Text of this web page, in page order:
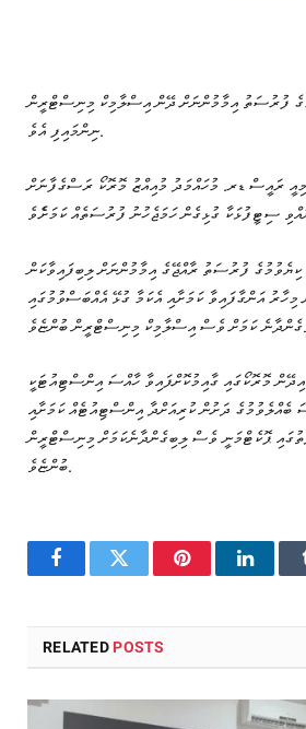
ފުރުސަތު އިމާމުންނަށް ދޭން އިސްލާމިކް މިނިސްޓްރީން
ނިންމައިފި އެވެ.
ރައީސް ޑރ. މުހައްމަދު މުއިއްޒު މޮރޮކޯ ރަސްގެފާނަށް
ފުރުސަތު ރާއްޖޭގެ އިމާމުންނަށް ލިބިފައިވާކަން
އަންގާފައިވާ ކަމަށާއި އެކަމާ ގުޅޭ އެއްބަސްވުމުގައި
މޮރޮކޯގައި ގާއިމުކޮށްފައިވާ ހާއްސަ އިންސްޓިއުޓަކީ
ބެއްލެވުމުގެ ދަށުން ކުރިއަށްދާ އިންސްޓިއުޓެއް ކަމަށާއި
ޕޮކެޓްމަނީ ވެސް ލިބިގެންދާނެކަމަށް މިނިސްޓްރީން
ބުންޏެވެ.
FacebookTwitter Pinterest
RELATED POSTS